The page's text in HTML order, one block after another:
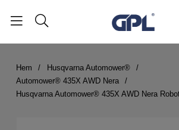
Hem
Husqvarna Automower®
Automower® 435X AWD Nera
Husqvarna Automower® 435X AWD Nera